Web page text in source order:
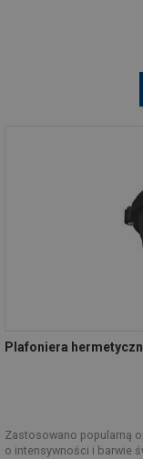
Plafoniera
Zastosowano popularną
o intensywności i barwie